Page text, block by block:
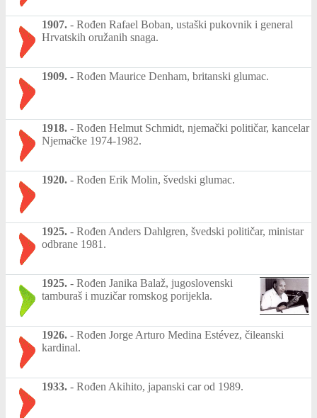
1907. - Rođen Rafael Boban, ustaški pukovnik i general
Hrvatskih oružanih snaga.
1909. - Rođen Maurice Denham, britanski glumac.
1918. - Rođen Helmut Schmidt, njemački političar, kancelar
Njemačke 1974-1982.
1920. - Rođen Erik Molin, švedski glumac.
1925. - Rođen Anders Dahlgren, švedski političar, ministar
odbrane 1981.
1925. - Rođen Janika Balaž, jugoslovenski
tamburaš i muzičar romskog porijekla.
1926. - Rođen Jorge Arturo Medina Estévez, čileanski
kardinal.
1933. - Rođen Akihito, japanski car od 1989.